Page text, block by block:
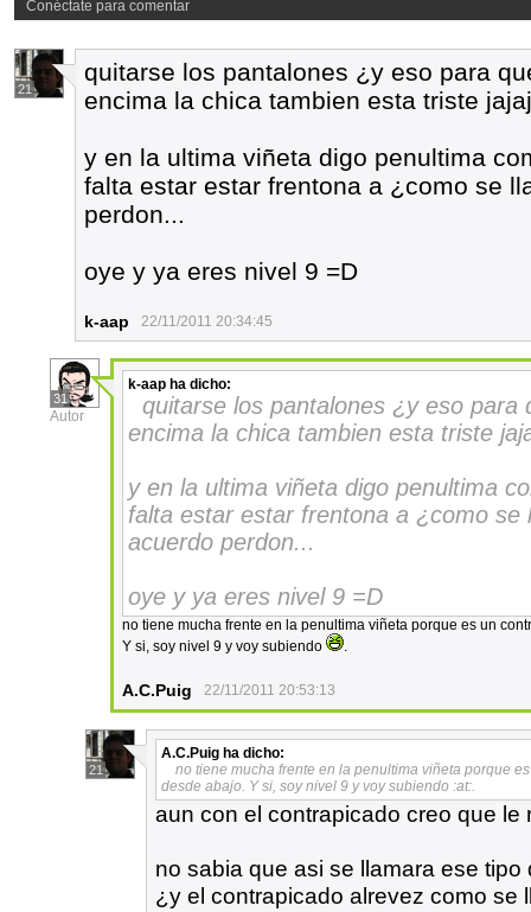
Conéctate para comentar
21
quitarse los pantalones ¿y eso para
encima la chica tambien esta triste
y en la ultima viñeta digo penultima
falta estar estar frentona a ¿como se
perdon...
oye y ya eres nivel 9 =D
k-aap 22/11/2011 20:34:45
31
Autor
k-aap ha dicho:
quitarse los pantalones ¿y eso para
encima la chica tambien esta triste
y en la ultima viñeta digo penultima
falta estar estar frentona a ¿como
acuerdo perdon...
oye y ya eres nivel 9 =D
no tiene mucha frente en la penultima viñeta porque es un
Y si, soy nivel 9 y voy subiendo
.
A.C.Puig 22/11/2011 20:53:13
21
A.C.Puig ha dicho:
no tiene mucha frente en la penultima viñeta porque
desde abajo. Y si, soy nivel 9 y voy subiendo :at:.
aun con el contrapicado creo que le
no sabia que asi se llamara ese
¿y el contrapicado alrevez como se